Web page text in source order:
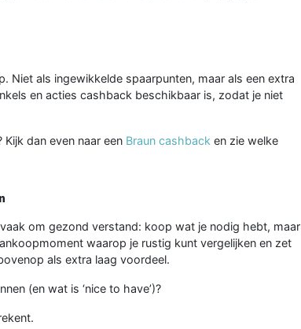
Niet als ingewikkelde spaarpunten, maar als een extra
en acties cashback beschikbaar is, zodat je niet
dan even naar een Braun cashback en zie welke
om gezond verstand: koop wat je nodig hebt, maar
waarop je rustig kunt vergelijken en zet
als extra laag voordeel.
(en wat is ‘nice to have’)?